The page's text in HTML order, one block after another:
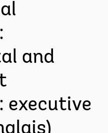
and
executive